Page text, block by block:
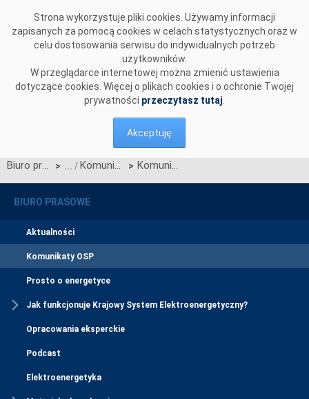
Strona wykorzystuje pliki cookies. Używamy informacji
zapisanych za pomocą cookies w celach statystycznych oraz w
celu dostosowania serwisu do indywidualnych potrzeb
użytkowników.
W przeglądarce internetowej można zmienić ustawienia
dotyczące cookies. Więcej o plikach cookies i o ochronie Twojej
prywatności przeczytasz tutaj
Akceptuję
Biuro prasowe > Komunikaty OSP > Komunikat OSP dotyczący zawieszenia procesu Jednolitego łączenia Rynków Dnia Bieżącego w dniu 09.10.2024.
BIURO PRASOWE
Aktualności
Komunikaty OSP
Prosto o energetyce
Jak funkcjonuje Krajowy System Elektroenergetyczny?
Opracowania eksperckie
Podcast
Elektroenergetyka